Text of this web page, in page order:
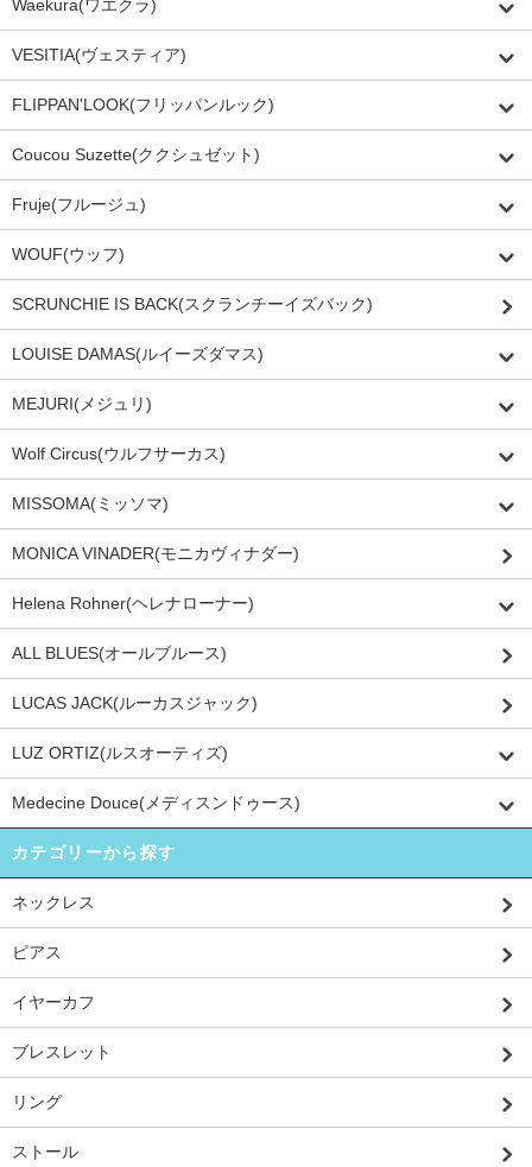
Waekura(ワエクラ)
VESITIA(ヴェスティア)
FLIPPAN'LOOK(フリッパンルック)
Coucou Suzette(ククシュゼット)
Fruje(フルージュ)
WOUF(ウッフ)
SCRUNCHIE IS BACK(スクランチーイズバック)
LOUISE DAMAS(ルイーズダマス)
MEJURI(メジュリ)
Wolf Circus(ウルフサーカス)
MISSOMA(ミッソマ)
MONICA VINADER(モニカヴィナダー)
Helena Rohner(ヘレナローナー)
ALL BLUES(オールブルース)
LUCAS JACK(ルーカスジャック)
LUZ ORTIZ(ルスオーティズ)
Medecine Douce(メディスンドゥース)
カテゴリーから探す
ネックレス
ピアス
イヤーカフ
ブレスレット
リング
ストール